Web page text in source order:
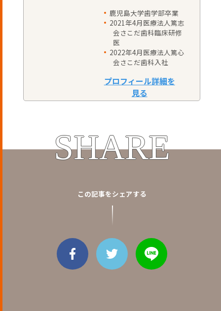
鹿児島大学歯学部卒業
2021年4月医療法人篤志
会さこだ歯科臨床研修
医
2022年4月医療法人篤心
会さこだ歯科入社
SHARE
この記事をシェアする